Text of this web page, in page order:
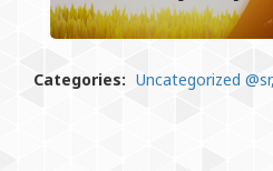
Categories: Uncategorized @sr